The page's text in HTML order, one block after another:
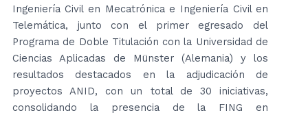
Ingeniería Civil en Mecatrónica e Ingeniería Civil en
Telemática, junto con el primer egresado del
Programa de Doble Titulación con la Universidad de
Ciencias Aplicadas de Münster (Alemania) y los
resultados destacados en la adjudicación de
proyectos ANID, con un total de 30 iniciativas,
consolidando la presencia de la FING en